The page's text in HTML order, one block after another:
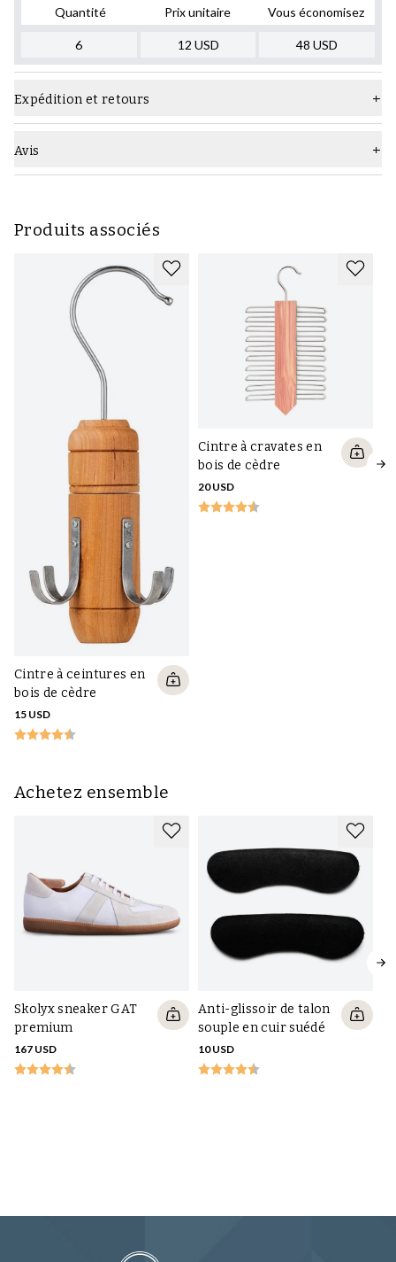
Quantité Prix unitaire Vous économisez
6 12 USD 48 USD
Expédition et retours
Avis
Produits associés
Cintre à ceintures en
bois de cèdre
15 USD
Cintre à cravates en
bois de cèdre
20 USD
Achetez ensemble
Skolyx sneaker GAT
premium
167 USD
Anti-glissoir de talon
souple en cuir suédé
10 USD